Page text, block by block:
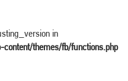
in
themes/fb/functions.php